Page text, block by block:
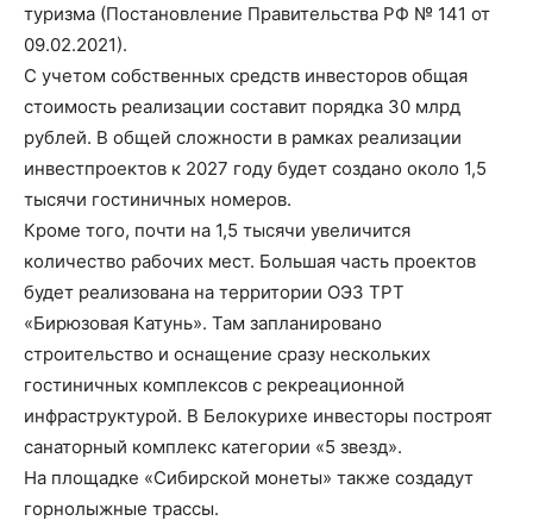
туризма (Постановление Правительства РФ № 141 от
09.02.2021).
С учетом собственных средств инвесторов общая
стоимость реализации составит порядка 30 млрд
рублей. В общей сложности в рамках реализации
инвестпроектов к 2027 году будет создано около 1,5
тысячи гостиничных номеров.
Кроме того, почти на 1,5 тысячи увеличится
количество рабочих мест. Большая часть проектов
будет реализована на территории ОЭЗ ТРТ
«Бирюзовая Катунь». Там запланировано
строительство и оснащение сразу нескольких
гостиничных комплексов с рекреационной
инфраструктурой. В Белокурихе инвесторы построят
санаторный комплекс категории «5 звезд».
На площадке «Сибирской монеты» также создадут
горнолыжные трассы.